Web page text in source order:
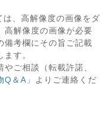
、高解像度の画像をダ
高解像度の画像が必要
備考欄にその旨ご記載
す。
ご相談（転載許諾、
Q＆A」
よりご連絡くだ